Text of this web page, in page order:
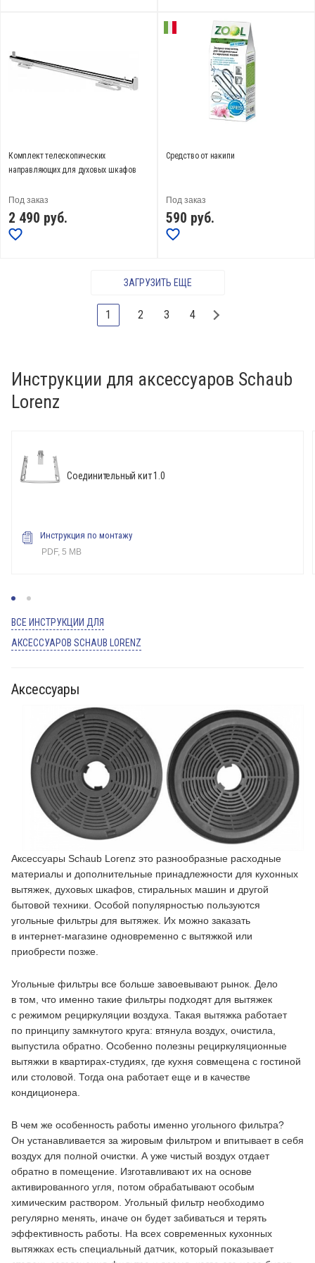
Комплект телескопических
направляющих для духовых шкафов
Под заказ
2 490 руб.
Средство от накипи
Под заказ
590 руб.
ЗАГРУЗИТЬ ЕЩЕ
1 2 3 4
Инструкции для аксессуаров Schaub
Lorenz
Соединительный кит 1.0
Инструкция по монтажу
PDF, 5 MB
ВСЕ ИНСТРУКЦИИ ДЛЯ
АКСЕССУАРОВ SCHAUB LORENZ
Аксессуары
Аксессуары Schaub Lorenz это разнообразные расходные
материалы и дополнительные принадлежности для кухонных
вытяжек, духовых шкафов, стиральных машин и другой
бытовой техники. Особой популярностью пользуются
угольные фильтры для вытяжек. Их можно заказать
в интернет-магазине одновременно с вытяжкой или
приобрести позже.
Угольные фильтры все больше завоевывают рынок. Дело
в том, что именно такие фильтры подходят для вытяжек
с режимом рециркуляции воздуха. Такая вытяжка работает
по принципу замкнутого круга: втянула воздух, очистила,
выпустила обратно. Особенно полезны рециркуляционные
вытяжки в квартирах-студиях, где кухня совмещена с гостиной
или столовой. Тогда она работает еще и в качестве
кондиционера.
В чем же особенность работы именно угольного фильтра?
Он устанавливается за жировым фильтром и впитывает в себя
воздух для полной очистки. А уже чистый воздух отдает
обратно в помещение. Изготавливают их на основе
активированного угля, потом обрабатывают особым
химическим раствором. Угольный фильтр необходимо
регулярно менять, иначе он будет забиваться и терять
эффективность работы. На всех современных кухонных
вытяжках есть специальный датчик, который показывает